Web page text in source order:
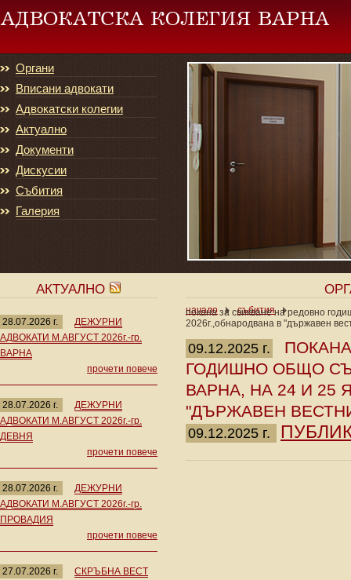
Органи
Вписани адвокати
Адвокатски колегии
Актуално
Документи
Дискусии
Събития
Галерия
АКТУАЛНО
28.07.2026 г.
ДЕЖУРНИ
АДВОКАТИ М.АВГУСТ 2026г.-гр.
ВАРНА
прочети повече
28.07.2026 г.
ДЕЖУРНИ
АДВОКАТИ М.АВГУСТ 2026г.-гр.
ДЕВНЯ
прочети повече
28.07.2026 г.
ДЕЖУРНИ
АДВОКАТИ М.АВГУСТ 2026г.-гр.
ПРОВАДИЯ
прочети повече
27.07.2026 г.
СКРЪБНА ВЕСТ
начало събития
покана за свикване на редовно
2026г.,обнародвана в "държавен
09.12.2025 г.
ГОДИШНО ОБЩО
ВАРНА, НА 24 И 25
"ДЪРЖАВЕН
09.12.2025 г.